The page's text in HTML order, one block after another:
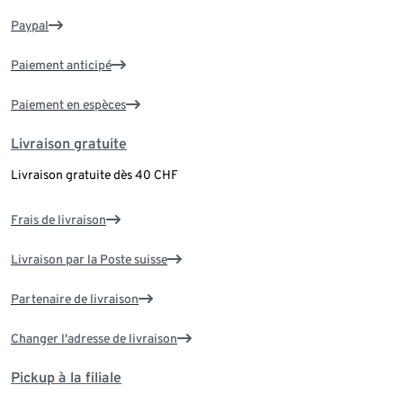
Paypal
Paiement anticipé
Paiement en espèces
Livraison gratuite
Livraison gratuite dès 40 CHF
Frais de livraison
Livraison par la Poste suisse
Partenaire de livraison
Changer l'adresse de livraison
Pickup à la filiale